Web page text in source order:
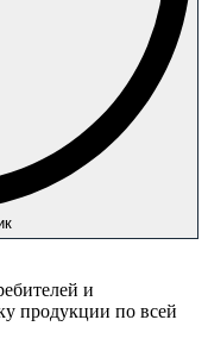
и
продукции по всей